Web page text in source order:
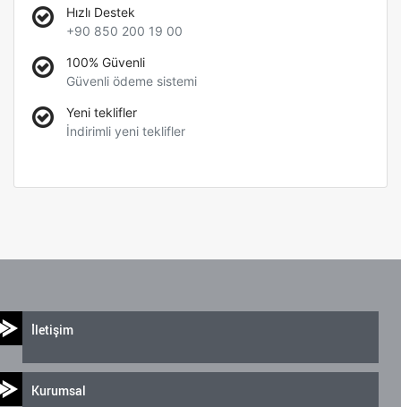
Hızlı Destek
+90 850 200 19 00
100% Güvenli
Güvenli ödeme sistemi
Yeni teklifler
İndirimli yeni teklifler
İletişim
Kurumsal